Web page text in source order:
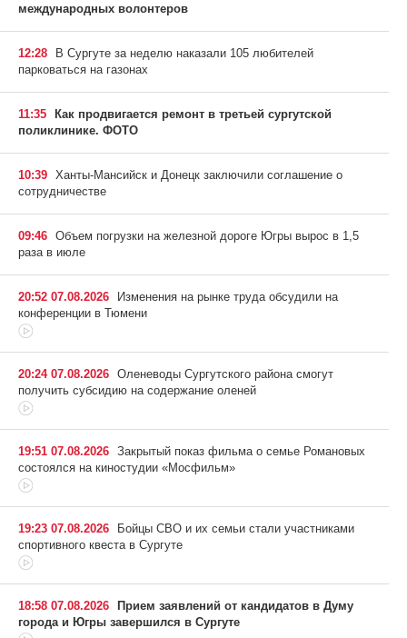
международных волонтеров
12:28
В Сургуте за неделю наказали 105 любителей
парковаться на газонах
11:35
Как продвигается ремонт в третьей сургутской
поликлинике. ФОТО
10:39 Ханты-Мансийск и Донецк заключили соглашение о
сотрудничестве
09:46 Объем погрузки на железной дороге Югры вырос в 1,5
раза в июле
20:52 07.08.2026
Изменения на рынке труда обсудили на
конференции в Тюмени
20:24 07.08.2026 Оленеводы Сургутского района смогут
получить субсидию на содержание оленей
19:51 07.08.2026 Закрытый показ фильма о семье Романовых
состоялся на киностудии «Мосфильм»
19:23 07.08.2026
Бойцы СВО и их семьи стали участниками
спортивного квеста в Сургуте
18:58 07.08.2026
Прием заявлений от кандидатов в Думу
города и Югры завершился в Сургуте